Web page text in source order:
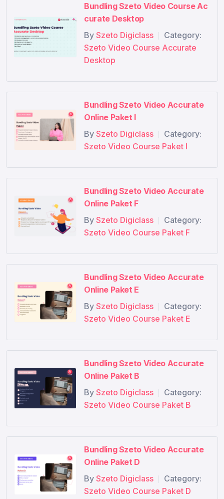
Email e-Faktur
Preferensi (Preferensi, Akses Group, Pengguna)
Detail.
Penjualan menggunakan Salesman.
Pindah Asset
PPH23
Penomoran berdasarkan per cabang
Penjualan dengan marketplace
Pembelian tidak diperbarui tagihan
Perubahan asset
Cara membuat desain cetakan
Retur penjualan
Pembayaran pembelian
Membuat barang baru
PPH21
Penjualan berdasarkan per Cabang
Pembelian secara Parsial
Pembelian susut namun tagihan sesuai dengan nilai
Pembelian bedasarkan per Cabang
Penjualan secara Parsial (Penjelasan status SO &
Tambahkan Terkirim )
QTY yang terkirim
Transaksi Favorit
Penjualan dengan Uang Muka (Awalan dari SO
saja)
Pembelian Normal (Preq PO RI PI PP)
Penjualan asset
Pembelian dengan uang muka
Cara membuat penyesuaian persediaan
Transaksi berulang
Bundling Szeto Video Course Ac
curate Desktop
By Szeto Digiclass
Category:
Szeto Video Course Accurate
Desktop
Bundling Szeto Video Accurate
Online Paket I
By Szeto Digiclass
Category:
Szeto Video Course Paket I
Bundling Szeto Video Accurate
Online Paket F
By Szeto Digiclass
Category:
Szeto Video Course Paket F
Bundling Szeto Video Accurate
Online Paket E
By Szeto Digiclass
Category:
Szeto Video Course Paket E
Bundling Szeto Video Accurate
Online Paket B
By Szeto Digiclass
Category:
Szeto Video Course Paket B
Bundling Szeto Video Accurate
Online Paket D
By Szeto Digiclass
Category:
Szeto Video Course Paket D